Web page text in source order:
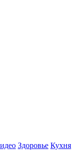
Здоровье Кухня